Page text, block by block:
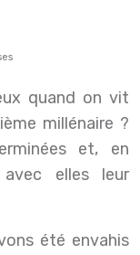
millénaire ?
et, en
avec elles leur
été envahis